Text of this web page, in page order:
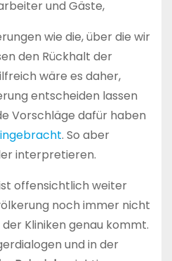
und Gäste,
wie die, über die wir
den Rückhalt der
wäre es daher,
entscheiden lassen
Vorschläge dafür haben
. So aber
interpretieren.
offensichtlich weiter
noch immer nicht
Kliniken genau kommt.
und in der